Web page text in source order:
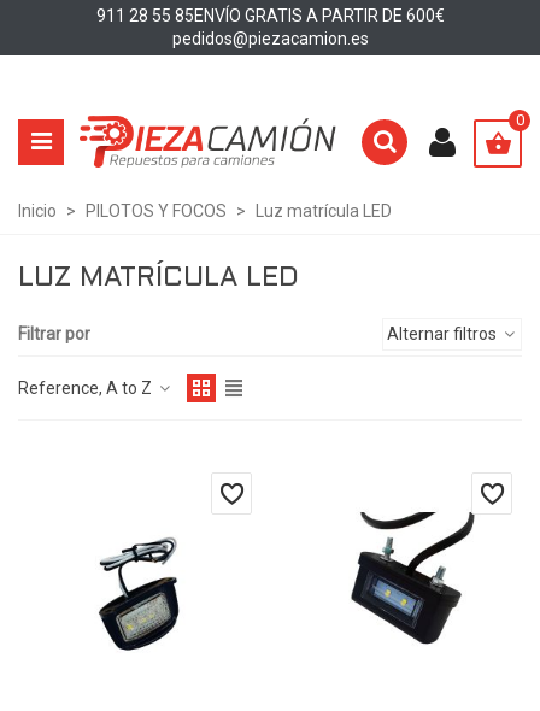
911 28 55 85ENVÍO GRATIS A PARTIR DE 600€
pedidos@piezacamion.es
0
Inicio > PILOTOS Y FOCOS > Luz matrícula LED
LUZ MATRÍCULA LED
Filtrar por Alternar filtros
Reference, A to Z